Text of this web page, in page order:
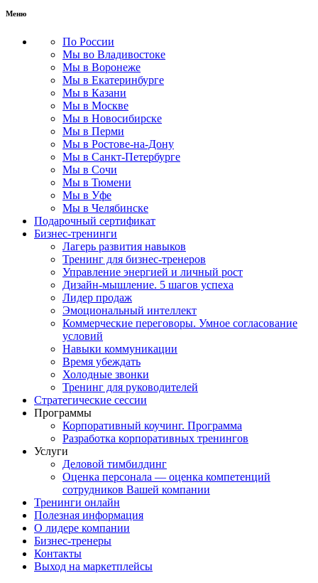
Меню
По России
Мы во Владивостоке
Мы в Воронеже
Мы в Екатеринбурге
Мы в Казани
Мы в Москве
Мы в Новосибирске
Мы в Перми
Мы в Ростове-на-Дону
Мы в Санкт-Петербурге
Мы в Сочи
Мы в Тюмени
Мы в Уфе
Мы в Челябинске
Подарочный сертификат
Бизнес-тренинги
Лагерь развития навыков
Тренинг для бизнес-тренеров
Управление энергией и личный рост
Дизайн-мышление. 5 шагов успеха
Лидер продаж
Эмоциональный интеллект
Коммерческие переговоры. Умное согласование
условий
Навыки коммуникации
Время убеждать
Холодные звонки
Тренинг для руководителей
Стратегические сессии
Программы
Корпоративный коучинг. Программа
Разработка корпоративных тренингов
Услуги
Деловой тимбилдинг
Оценка персонала — оценка компетенций
сотрудников Вашей компании
Тренинги онлайн
Полезная информация
О лидере компании
Бизнес-тренеры
Контакты
Выход на маркетплейсы